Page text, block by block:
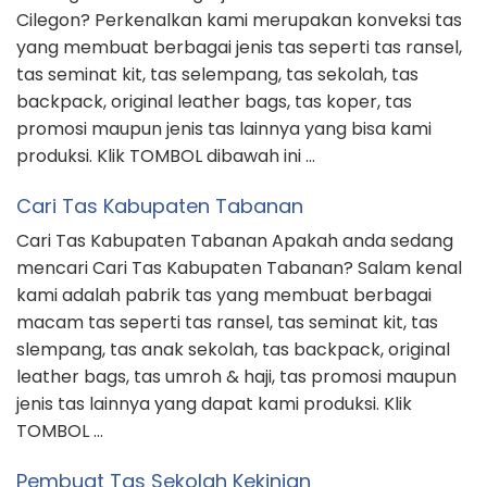
Cilegon? Perkenalkan kami merupakan konveksi tas
yang membuat berbagai jenis tas seperti tas ransel,
tas seminat kit, tas selempang, tas sekolah, tas
backpack, original leather bags, tas koper, tas
promosi maupun jenis tas lainnya yang bisa kami
produksi. Klik TOMBOL dibawah ini …
Cari Tas Kabupaten Tabanan
Cari Tas Kabupaten Tabanan Apakah anda sedang
mencari Cari Tas Kabupaten Tabanan? Salam kenal
kami adalah pabrik tas yang membuat berbagai
macam tas seperti tas ransel, tas seminat kit, tas
slempang, tas anak sekolah, tas backpack, original
leather bags, tas umroh & haji, tas promosi maupun
jenis tas lainnya yang dapat kami produksi. Klik
TOMBOL …
Pembuat Tas Sekolah Kekinian